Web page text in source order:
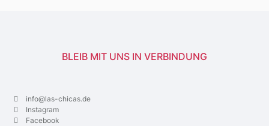
BLEIB MIT UNS IN VERBINDUNG
info@las-chicas.de
Instagram
Facebook